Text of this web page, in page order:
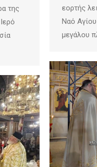
της
εορτής
Ναό
μεγάλου